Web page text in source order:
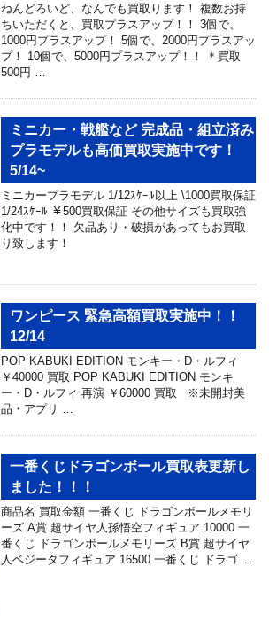
ねんどろいど、なんでも買取ります！ 複数お持
ちいただくと、買取プラスアップ！！ 3個で、
1000円プラスアップ！ 5個で、2000円プラスアッ
プ！ 10個で、5000円プラスアップ！！ ＊買取
500円 …
ミニカー・戦艦など 完成品・組立済み
プラモデルも高価買取実施中です！
5/14~
ミニカープラモデル 1/12ｽｹｰﾙ以上 \1000買取保証
1/24ｽｹｰﾙ ￥500買取保証 その他サイズも買取強
化中です！！ 欠品あり・破損があってもお買取
り致します！
ワンピース 緊急高額買取実施中！！
12/14
POP KABUKI EDITION モンキー・D・ルフィ
￥40000 買取 POP KABUKI EDITION モンキ
ー・D・ルフィ 再演 ￥60000 買取 ※未開封美
品・アプリ …
一番くじドラゴンボール買取表更新し
ました！！！
商品名 買取金額 一番くじ ドラゴンボールメモリ
ーズ A賞 超サイヤ人孫悟空フィギュア 10000 一
番くじ ドラゴンボールメモリーズ B賞 超サイヤ
人ベジータフィギュア 16500 一番くじ ドラゴ …